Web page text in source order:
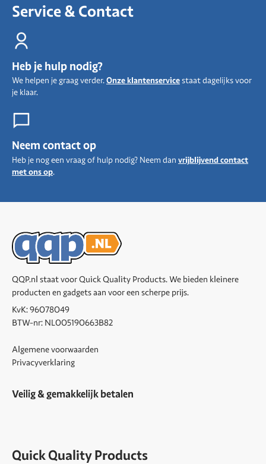
Service & Contact
Heb je hulp nodig?
We helpen je graag verder.Onze klantenservicestaat dagelijks voor
je klaar.
Neem contact op
Heb je nog een vraag of hulp nodig? Neem dan vrijblijvend contact
met ons op.
QQP.nl staat voor Quick Quality Products. We bieden kleinere
producten en gadgets aan voor een scherpe prijs.
KvK: 96078049
BTW-nr: NL005190663B82
Algemene voorwaarden
Privacyverklaring
Veilig & gemakkelijk betalen
Quick Quality Products